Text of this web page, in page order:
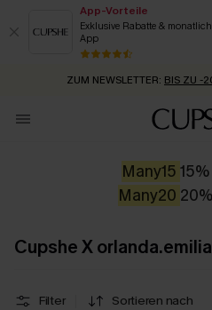
App-Vorteile
Exklusive Rabatte &
App
GRATIS MASSBAND MIT JEDEM
SUMMER SALE:
ZUM NEWSLETTER:
KOSTENLOSER
Many15
Many20
Cupshe X orlanda.emilia
Filter Sortieren nach